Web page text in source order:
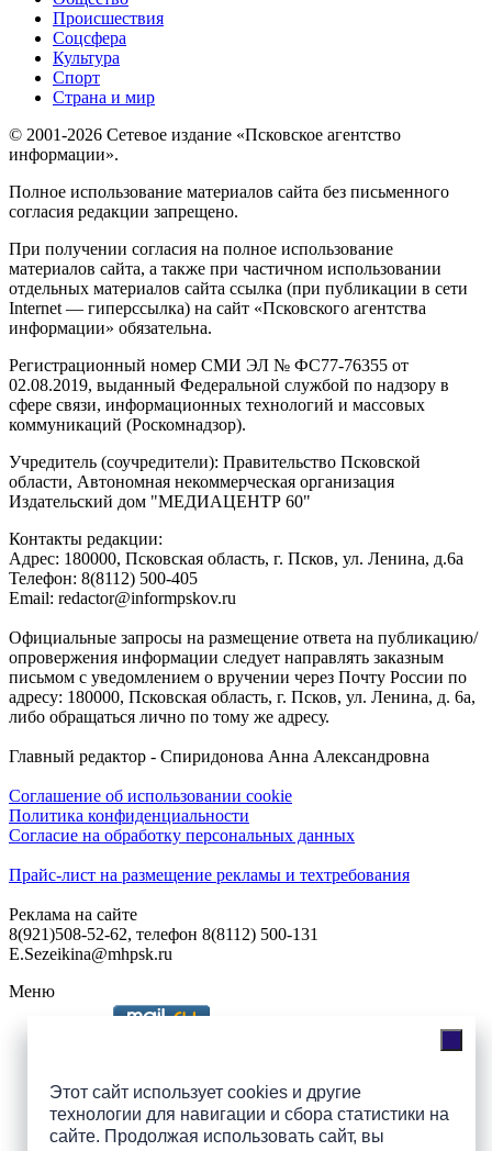
Этот сайт использует cookies и другие
технологии для навигации и сбора статистики на
сайте. Продолжая использовать сайт, вы
Происшествия
Соцсфера
Культура
Спорт
Страна и мир
© 2001-2026 Сетевое издание «Псковское агентство
информации».
Полное использование материалов сайта без письменного
согласия редакции запрещено.
При получении согласия на полное использование
материалов сайта, а также при частичном использовании
отдельных материалов сайта ссылка (при публикации в сети
Internet — гиперссылка) на сайт «Псковского агентства
информации» обязательна.
Регистрационный номер СМИ ЭЛ № ФС77-76355 от
02.08.2019, выданный Федеральной службой по надзору в
сфере связи, информационных технологий и массовых
коммуникаций (Роскомнадзор).
Учредитель (соучредители): Правительство Псковской
области, Автономная некоммерческая организация
Издательский дом "МЕДИАЦЕНТР 60"
Контакты редакции:
Адреc: 180000, Псковская область, г. Псков, ул. Ленина, д.6а
Телефон: 8(8112) 500-405
Email: redactor@informpskov.ru
Официальные запросы на размещение ответа на публикацию/
опровержения информации следует направлять заказным
письмом с уведомлением о вручении через Почту России по
адресу: 180000, Псковская область, г. Псков, ул. Ленина, д. 6а,
либо обращаться лично по тому же адресу.
Главный редактор - Спиридонова Анна Александровна
Соглашение об использовании cookie
Политика конфиденциальности
Согласие на обработку персональных данных
Прайс-лист на размещение рекламы и техтребования
Реклама на сайте
8(921)508-52-62, телефон 8(8112) 500-131
E.Sezeikina@mhpsk.ru
Меню